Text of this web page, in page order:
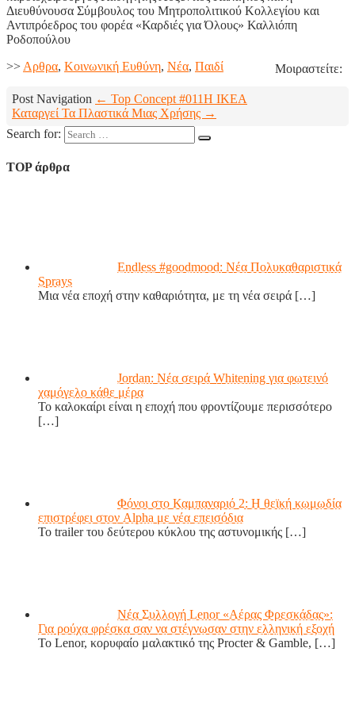
Διευθύνουσα Σύμβουλος του Μητροπολιτικού Κολλεγίου και
Αντιπρόεδρος του φορέα «Καρδιές για Όλους» Καλλιόπη
Ροδοπούλου
Μοιραστείτε:
>> Aρθρα, Κοινωνική Ευθύνη, Νέα, Παιδί
Post Navigation ← Top Concept #011Η IKEA
Καταργεί Τα Πλαστικά Μιας Χρήσης →
Search for:
TOP άρθρα
Endless #goodmood: Νέα Πολυκαθαριστικά
Sprays
Μια νέα εποχή στην καθαριότητα, με τη νέα σειρά […]
Jordan: Νέα σειρά Whitening για φωτεινό
χαμόγελο κάθε μέρα
Το καλοκαίρι είναι η εποχή που φροντίζουμε περισσότερο
[…]
Φόνοι στο Καμπαναριό 2: Η θεϊκή κωμωδία
επιστρέφει στον Alpha με νέα επεισόδια
Το trailer του δεύτερου κύκλου της αστυνομικής […]
Νέα Συλλογή Lenor «Αέρας Φρεσκάδας»:
Για ρούχα φρέσκα σαν να στέγνωσαν στην ελληνική εξοχή
Το Lenor, κορυφαίο μαλακτικό της Procter & Gamble, […]